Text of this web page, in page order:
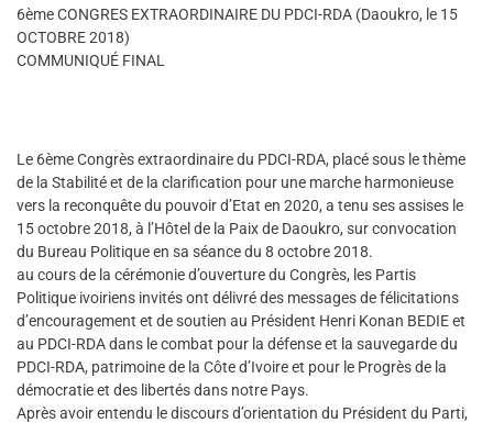
6ème CONGRES EXTRAORDINAIRE DU PDCI-RDA (Daoukro, le 15
OCTOBRE 2018)
COMMUNIQUÉ FINAL
Le 6ème Congrès extraordinaire du PDCI-RDA, placé sous le thème
de la Stabilité et de la clarification pour une marche harmonieuse
vers la reconquête du pouvoir d’Etat en 2020, a tenu ses assises le
15 octobre 2018, à l’Hôtel de la Paix de Daoukro, sur convocation
du Bureau Politique en sa séance du 8 octobre 2018.
au cours de la cérémonie d’ouverture du Congrès, les Partis
Politique ivoiriens invités ont délivré des messages de félicitations
d’encouragement et de soutien au Président Henri Konan BEDIE et
au PDCI-RDA dans le combat pour la défense et la sauvegarde du
PDCI-RDA, patrimoine de la Côte d’Ivoire et pour le Progrès de la
démocratie et des libertés dans notre Pays.
Après avoir entendu le discours d’orientation du Président du Parti,